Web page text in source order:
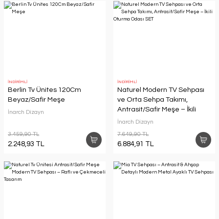
İNDİRİMLİ
Berlin Tv Ünites 120Cm
Beyaz/Safir Meşe
İnarch Dizayn
3.459,90 TL
2.248,93 TL
İNDİRİMLİ
Naturel Modern TV Sehpası
ve Orta Sehpa Takımı,
Antrasit/Safir Meşe – İkili
Oturma Odası SET
İnarch Dizayn
7.649,90 TL
6.884,91 TL